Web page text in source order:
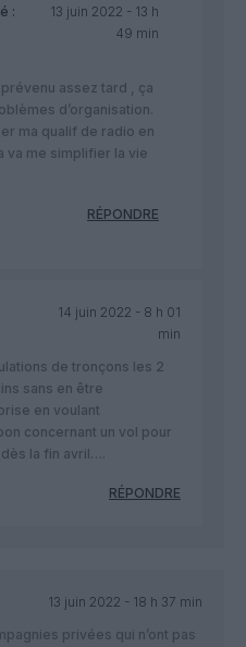
:
13 juin 2022 - 13 h
49 min
assez tard , ça
d’organisation.
ma qualif de radio en
va me simplifier la vie
RÉPONDRE
14 juin 2022 - 8 h 01
min
de tronçons les 2
sans en être
en voulant
concernant un vol pour
la fin avril….
RÉPONDRE
13 juin 2022 - 18 h 37 min
privées qui n’ont pas